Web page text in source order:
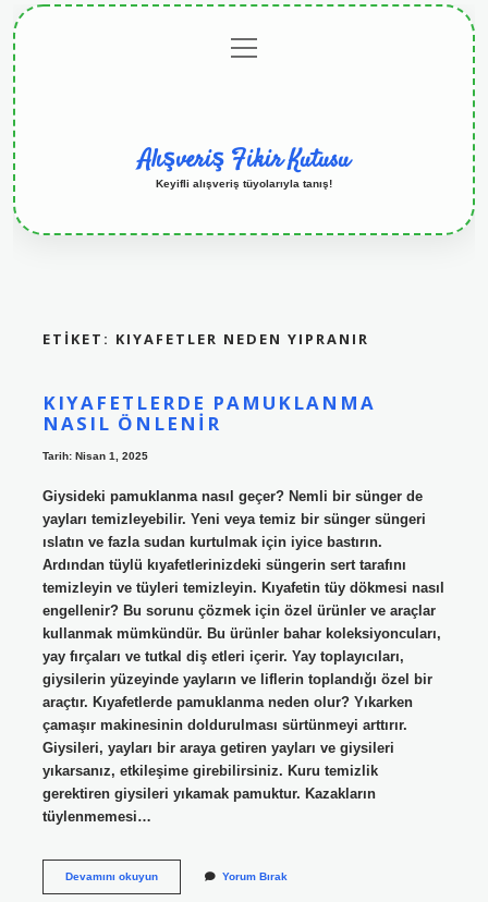
menüyü
aç
Alışveriş Fikir Kutusu
Keyifli alışveriş tüyolarıyla tanış!
ETIKET: KIYAFETLER NEDEN YIPRANIR
KIYAFETLERDE PAMUKLANMA
NASIL ÖNLENIR
Tarih: Nisan 1, 2025
Giysideki pamuklanma nasıl geçer? Nemli bir sünger de
yayları temizleyebilir. Yeni veya temiz bir sünger süngeri
ıslatın ve fazla sudan kurtulmak için iyice bastırın.
Ardından tüylü kıyafetlerinizdeki süngerin sert tarafını
temizleyin ve tüyleri temizleyin. Kıyafetin tüy dökmesi nasıl
engellenir? Bu sorunu çözmek için özel ürünler ve araçlar
kullanmak mümkündür. Bu ürünler bahar koleksiyoncuları,
yay fırçaları ve tutkal diş etleri içerir. Yay toplayıcıları,
giysilerin yüzeyinde yayların ve liflerin toplandığı özel bir
araçtır. Kıyafetlerde pamuklanma neden olur? Yıkarken
çamaşır makinesinin doldurulması sürtünmeyi arttırır.
Giysileri, yayları bir araya getiren yayları ve giysileri
yıkarsanız, etkileşime girebilirsiniz. Kuru temizlik
gerektiren giysileri yıkamak pamuktur. Kazakların
tüylenmemesi…
Devamını okuyunKıyafetlerde Yorum Bırak